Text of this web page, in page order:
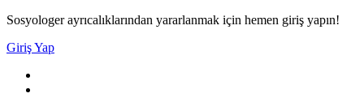
Sosyologer ayrıcalıklarından yararlanmak için hemen giriş yapın!
Giriş Yap